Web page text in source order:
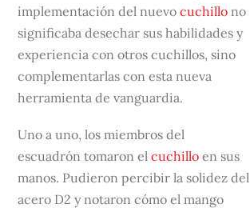
implementación del nuevocuchillo no
significaba desechar sus habilidades y
experiencia con otros cuchillos, sino
complementarlas con esta nueva
herramienta de vanguardia.
Uno a uno, los miembros del
escuadrón tomaron elcuchillo en sus
manos. Pudieron percibir la solidez del
acero D2 y notaron cómo el mango